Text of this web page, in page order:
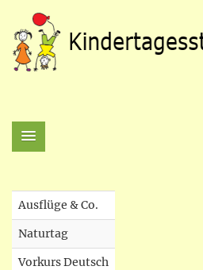
Ausflüge & Co.
Naturtag
Vorkurs Deutsch